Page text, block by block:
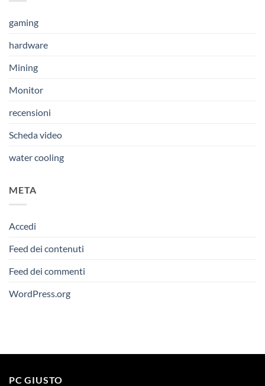
gaming
hardware
Mining
Monitor
recensioni
Scheda video
water cooling
META
Accedi
Feed dei contenuti
Feed dei commenti
WordPress.org
PC GIUSTO